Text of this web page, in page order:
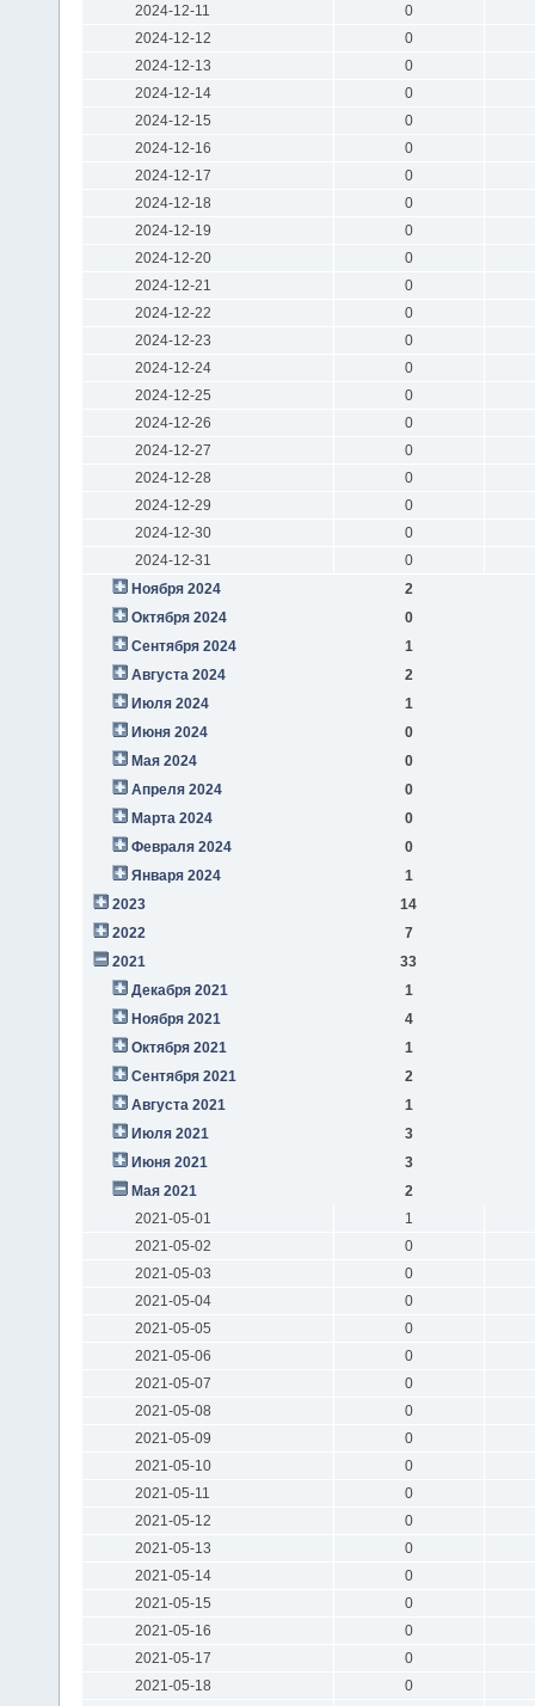
2024-12-11
0
2024-12-12
0
2024-12-13
0
2024-12-14
0
2024-12-15
0
2024-12-16
0
2024-12-17
0
2024-12-18
0
2024-12-19
0
2024-12-20
0
2024-12-21
0
2024-12-22
0
2024-12-23
0
2024-12-24
0
2024-12-25
0
2024-12-26
0
2024-12-27
0
2024-12-28
0
2024-12-29
0
2024-12-30
0
2024-12-31
0
Ноября 2024
2
Октября 2024
0
Сентября 2024
1
Августа 2024
2
Июля 2024
1
Июня 2024
0
Мая 2024
0
Апреля 2024
0
Марта 2024
0
Февраля 2024
0
Января 2024
1
2023
14
2022
7
2021
33
Декабря 2021
1
Ноября 2021
4
Октября 2021
1
Сентября 2021
2
Августа 2021
1
Июля 2021
3
Июня 2021
3
Мая 2021
2
2021-05-01
1
2021-05-02
0
2021-05-03
0
2021-05-04
0
2021-05-05
0
2021-05-06
0
2021-05-07
0
2021-05-08
0
2021-05-09
0
2021-05-10
0
2021-05-11
0
2021-05-12
0
2021-05-13
0
2021-05-14
0
2021-05-15
0
2021-05-16
0
2021-05-17
0
2021-05-18
0